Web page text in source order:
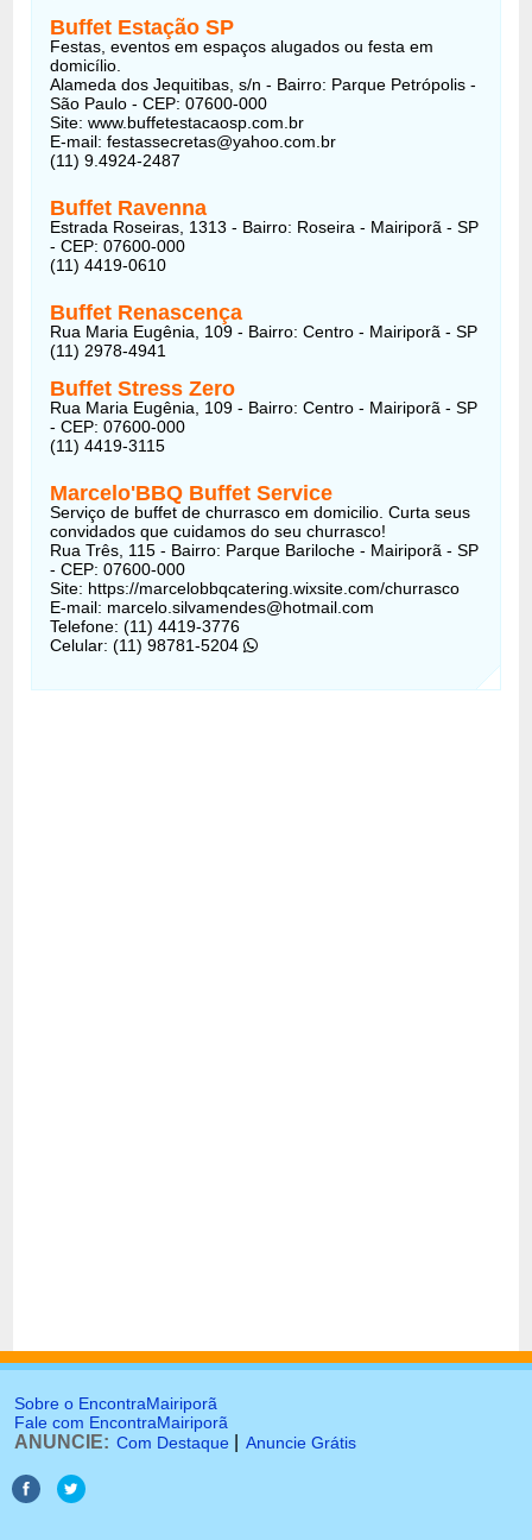
Buffet Estação SP
Festas, eventos em espaços alugados ou festa em
domicílio.
Alameda dos Jequitibas, s/n - Bairro: Parque Petrópolis -
São Paulo - CEP: 07600-000
Site: www.buffetestacaosp.com.br
E-mail: festassecretas@yahoo.com.br
(11) 9.4924-2487
Buffet Ravenna
Estrada Roseiras, 1313 - Bairro: Roseira - Mairiporã - SP
- CEP: 07600-000
(11) 4419-0610
Buffet Renascença
Rua Maria Eugênia, 109 - Bairro: Centro - Mairiporã - SP
(11) 2978-4941
Buffet Stress Zero
Rua Maria Eugênia, 109 - Bairro: Centro - Mairiporã - SP
- CEP: 07600-000
(11) 4419-3115
Marcelo'BBQ Buffet Service
Serviço de buffet de churrasco em domicilio. Curta seus
convidados que cuidamos do seu churrasco!
Rua Três, 115 - Bairro: Parque Bariloche - Mairiporã - SP
- CEP: 07600-000
Site: https://marcelobbqcatering.wixsite.com/churrasco
E-mail: marcelo.silvamendes@hotmail.com
Telefone: (11) 4419-3776
Celular: (11) 98781-5204
Sobre o EncontraMairiporã
Fale com EncontraMairiporã
ANUNCIE: Com Destaque Anuncie Grátis